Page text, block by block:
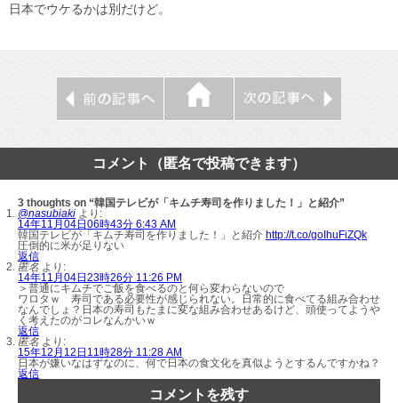
日本でウケるかは別だけど。
コメント（匿名で投稿できます）
3 thoughts on “韓国テレビが「キムチ寿司を作りました！」と紹介”
@nasubiaki より:
14年11月04日06時43分 6:43 AM
韓国テレビが「キムチ寿司を作りました！」と紹介 http://t.co/goIhuFiZQk
圧倒的に米が足りない
返信
匿名 より:
14年11月04日23時26分 11:26 PM
＞普通にキムチでご飯を食べるのと何ら変わらないので
ワロタｗ 寿司である必要性が感じられない。日常的に食べてる組み合わせ
なんでしょ？日本の寿司もたまに変な組み合わせあるけど、頭使ってようや
く考えたのがコレなんかいｗ
返信
匿名 より:
15年12月12日11時28分 11:28 AM
日本が嫌いなはずなのに、何で日本の食文化を真似ようとするんですかね？
返信
コメントを残す